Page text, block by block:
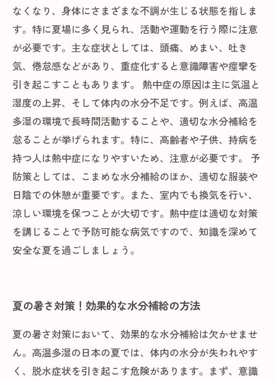
なくなり、身体にさまざまな不調が生じる状態を指しま
す。特に夏場に多く見られ、活動や運動を行う際に注意
が必要です。主な症状としては、頭痛、めまい、吐き
気、倦怠感などがあり、重症化すると意識障害や痙攣を
引き起こすこともあります。 熱中症の原因は主に気温と
湿度の上昇、そして体内の水分不足です。例えば、高温
多湿の環境で長時間活動することや、適切な水分補給を
怠ることが挙げられます。特に、高齢者や子供、持病を
持つ人は熱中症になりやすいため、注意が必要です。 予
防策としては、こまめな水分補給のほか、適切な服装や
日陰での休憩が重要です。また、室内でも換気を行い、
涼しい環境を保つことが大切です。熱中症は適切な対策
を講じることで予防可能な病気ですので、知識を深めて
安全な夏を過ごしましょう。
夏の暑さ対策！効果的な水分補給の方法
夏の暑さ対策において、効果的な水分補給は欠かせませ
ん。高温多湿の日本の夏では、体内の水分が失われやす
く、脱水症状を引き起こす危険があります。まず、意識